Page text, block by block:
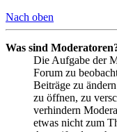
Nach oben
Was sind
Die Aufgabe der
Forum zu
Beiträge zu
zu öffnen, zu
verhindern
etwas nicht zum